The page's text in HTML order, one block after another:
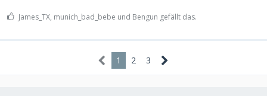
James_TX, munich_bad_bebe und Bengun gefällt das.
1 2 3